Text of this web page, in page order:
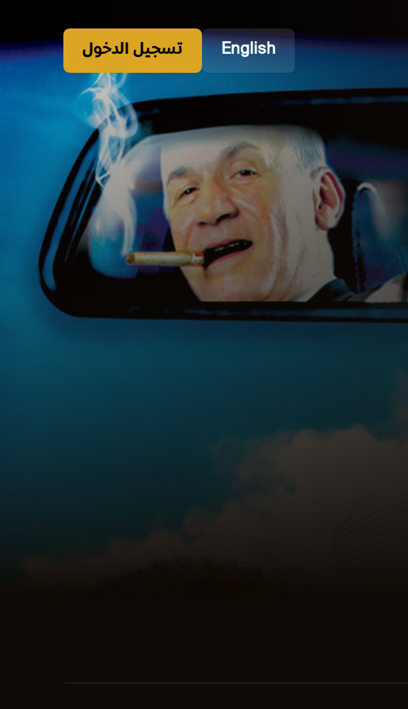
English تسجيل الدخول